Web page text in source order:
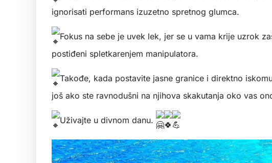
ignorisati performans izuzetno spretnog glumca.
Fokus na sebe je uvek lek, jer se u vama krije uzrok
postiđeni spletkarenjem manipulatora.
Takođe, kada postavite jasne granice i direktno
još ako ste ravnodušni na njihova skakutanja oko vas
Uživajte u divnom danu.